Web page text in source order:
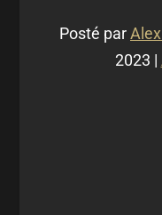
Posté par
2023 |